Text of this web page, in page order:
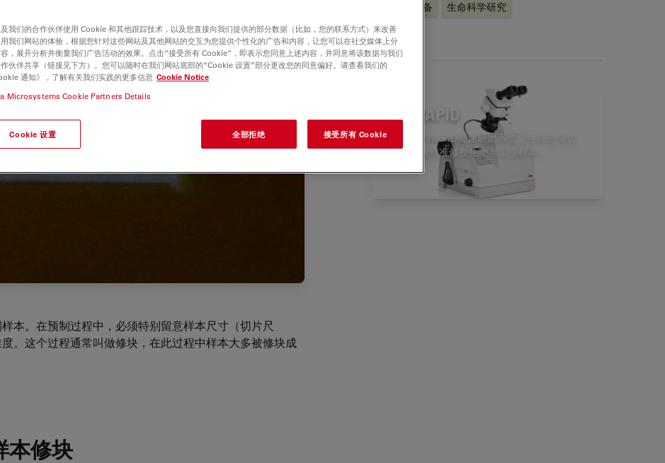
本。在预制过程中，必须特别留意样本尺寸（切片尺
。这个过程通常叫做修块，在此过程中样本大多被修块成
本修块
EM样品制备 生命科学研究
相关产品
EM RAPID
凭借EM RAPID高速研磨系统，可在超薄切
片前快速精准修整生物与工业样本。
我们的合作伙伴使用 Cookie 和其他跟踪技术，以及您直接向我们提供的部分数据（比如，您的联系方式）来改善
我们网站的体验，根据您针对这些网站及其他网站的交互为您提供个性化的广告和内容，让您可以在社交媒体上分
，展开分析并衡量我们广告活动的效果。点击“接受所有 Cookie”，即表示您同意上述内容，并同意将该数据与我们
伙伴共享（链接见下方）。您可以随时在我们网站底部的“Cookie 设置”部分更改您的同意偏好。请查看我们的
通知》，了解有关我们实践的更多信息 Cookie Notice
Microsystems Cookie Partners Details
Cookie 设置 全部拒绝 接受所有 Cookie